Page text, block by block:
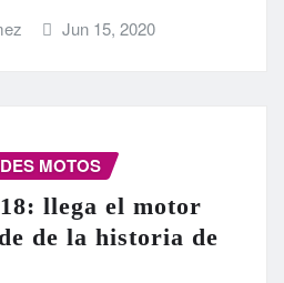
Jun 15, 2020
MOTOS
llega el motor
de la historia de